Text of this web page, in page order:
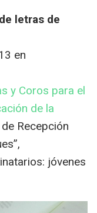
letras de
en
y Coros para el
de la
de Recepción
jóvenes